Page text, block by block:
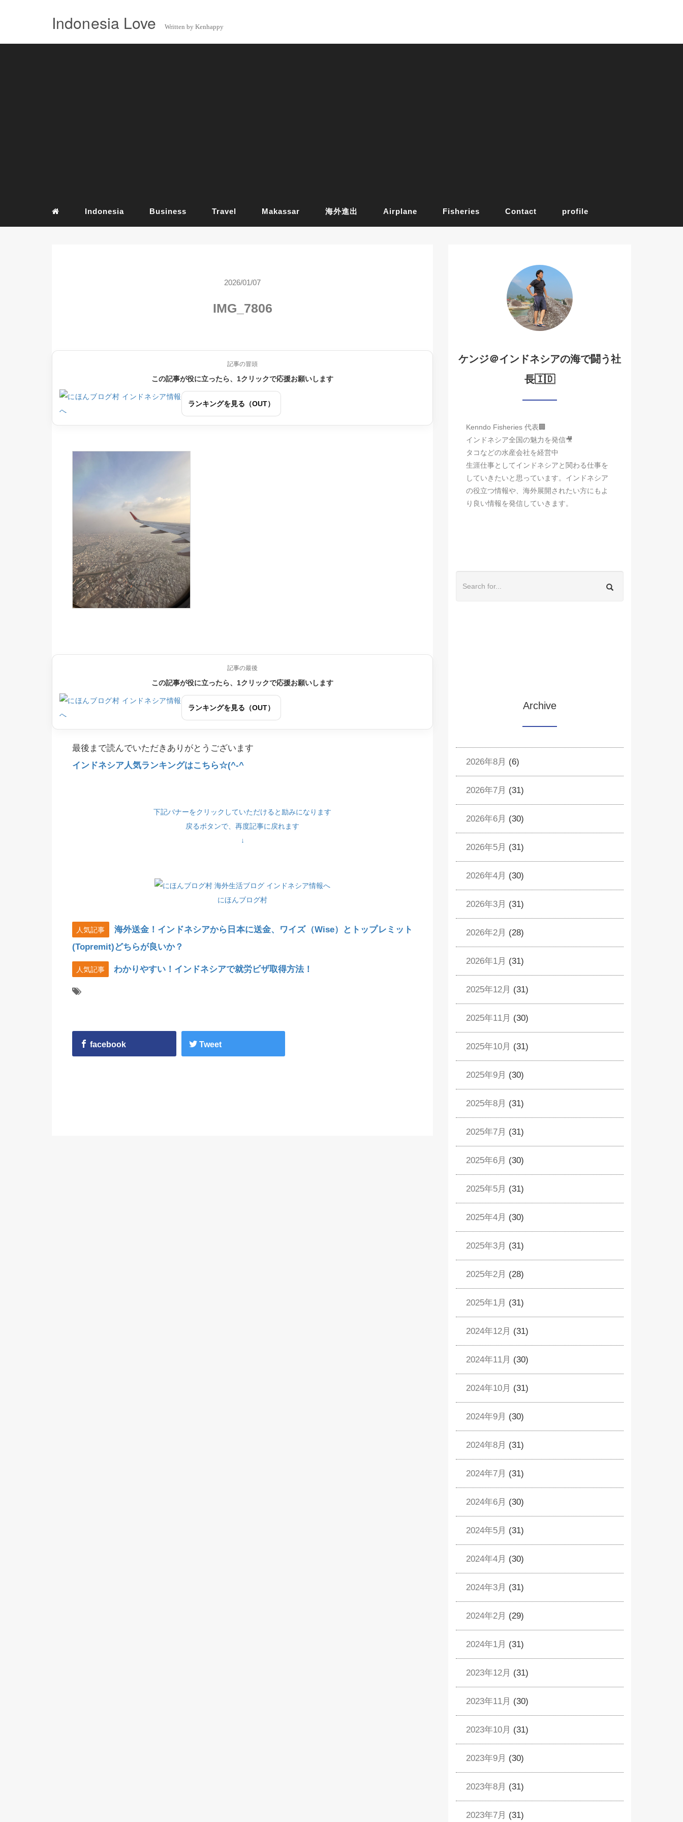
Indonesia Love Written by Kenhappy
Indonesia Business Travel Makassar 海外進出 Airplane Fisheries Contact profile
2026/01/07
IMG_7806
記事の冒頭
この記事が役に立ったら、1クリックで応援お願いします
ランキングを見る（OUT）
記事の最後
この記事が役に立ったら、1クリックで応援お願いします
ランキングを見る（OUT）
最後まで読んでいただきありがとうございます
インドネシア人気ランキングはこちら☆(^-^
下記バナーをクリックしていただけると励みになります
戻るボタンで、再度記事に戻れます
↓
にほんブログ村
人気記事
海外送金！インドネシアから日本に送金、ワイズ（Wise）とトップレミット
(Topremit)どちらが良いか？
人気記事 わかりやすい！インドネシアで就労ビザ取得方法！
facebook Tweet
ケンジ＠インドネシアの海で闘う社
長🇮🇩
Kenndo Fisheries 代表🏢
インドネシア全国の魅力を発信🎥
タコなどの水産会社を経営中
生涯仕事としてインドネシアと関わる仕事を
していきたいと思っています。インドネシア
の役立つ情報や、海外展開されたい方にもよ
り良い情報を発信していきます。
Archive
2026年8月 (6)
2026年7月 (31)
2026年6月 (30)
2026年5月 (31)
2026年4月 (30)
2026年3月 (31)
2026年2月 (28)
2026年1月 (31)
2025年12月 (31)
2025年11月 (30)
2025年10月 (31)
2025年9月 (30)
2025年8月 (31)
2025年7月 (31)
2025年6月 (30)
2025年5月 (31)
2025年4月 (30)
2025年3月 (31)
2025年2月 (28)
2025年1月 (31)
2024年12月 (31)
2024年11月 (30)
2024年10月 (31)
2024年9月 (30)
2024年8月 (31)
2024年7月 (31)
2024年6月 (30)
2024年5月 (31)
2024年4月 (30)
2024年3月 (31)
2024年2月 (29)
2024年1月 (31)
2023年12月 (31)
2023年11月 (30)
2023年10月 (31)
2023年9月 (30)
2023年8月 (31)
2023年7月 (31)